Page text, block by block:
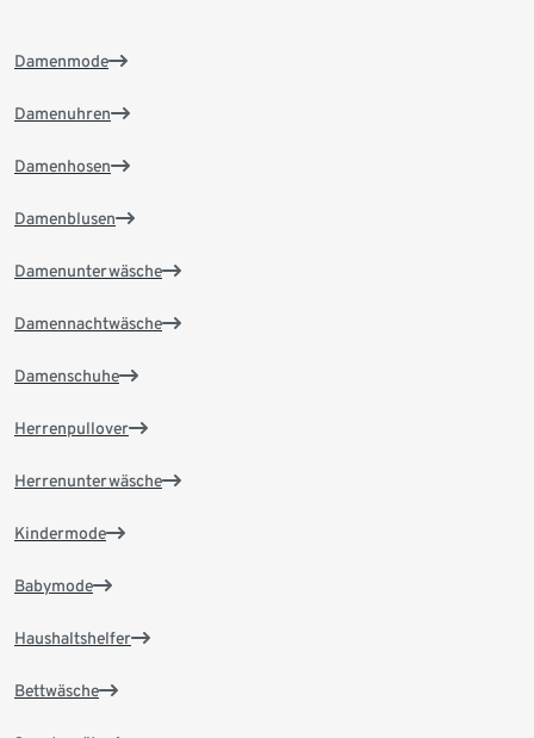
Damenmode
Damenuhren
Damenhosen
Damenblusen
Damenunterwäsche
Damennachtwäsche
Damenschuhe
Herrenpullover
Herrenunterwäsche
Kindermode
Babymode
Haushaltshelfer
Bettwäsche